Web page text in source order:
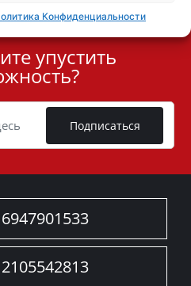
Конфиденциальности
упустить
Подписаться